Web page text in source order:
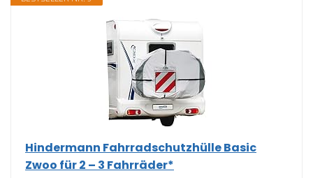
Hindermann Fahrradschutzhülle Basic
Zwoo für 2 – 3 Fahrräder*